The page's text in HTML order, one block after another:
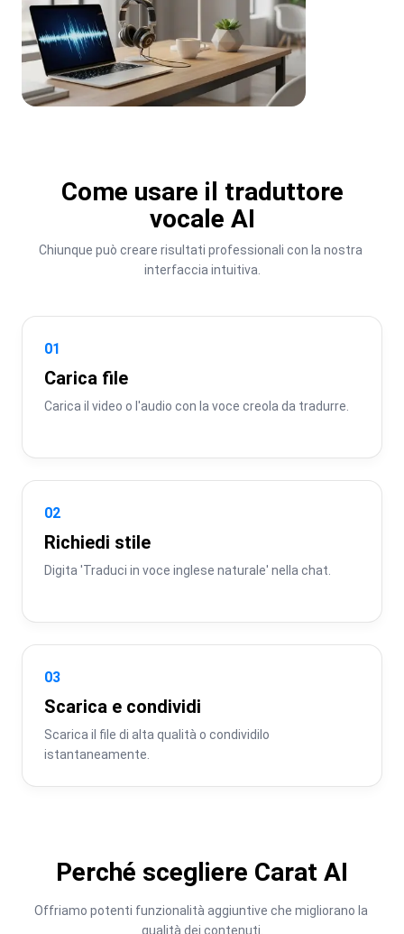
Come usare il traduttore
vocale AI
Chiunque può creare risultati professionali con la nostra
interfaccia intuitiva.
01
Carica file
Carica il video o l'audio con la voce creola da tradurre.
02
Richiedi stile
Digita 'Traduci in voce inglese naturale' nella chat.
03
Scarica e condividi
Scarica il file di alta qualità o condividilo
istantaneamente.
Perché scegliere Carat AI
Offriamo potenti funzionalità aggiuntive che migliorano la
qualità dei contenuti.